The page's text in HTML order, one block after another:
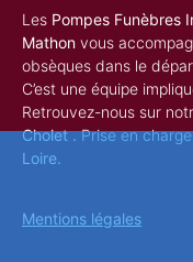
Les Pompes Funèbres
Mathon vous
obsèques dans le
C’est une équipe
Retrouvez-nous sur
Cholet .Prise en
Loire.
Mentions légales